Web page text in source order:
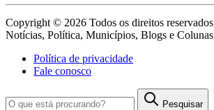
Copyright © 2026 Todos os direitos
Notícias, Política, Municípios, Blogs e Colunas
Política de privacidade
Fale conosco
Pesquisar